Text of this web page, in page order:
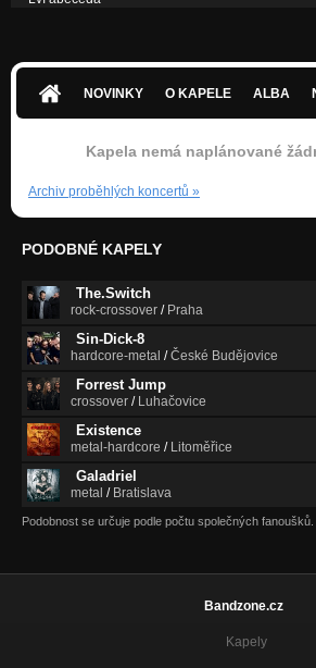
O nemocech
NOVINKY O KAPELE ALBA
Kapela nemá naplánované
Archiv proběhlých koncertů »
PODOBNÉ KAPELY
The.Switch
rock-crossover / Praha
Sin-Dick-8
hardcore-metal /České Budějovice
Forrest Jump
crossover / Luhačovice
Existence
metal-hardcore / Litoměřice
Galadriel
metal / Bratislava
Podobnost se určuje podle počtu společných fanoušků.
Bandzone.cz
Kapely